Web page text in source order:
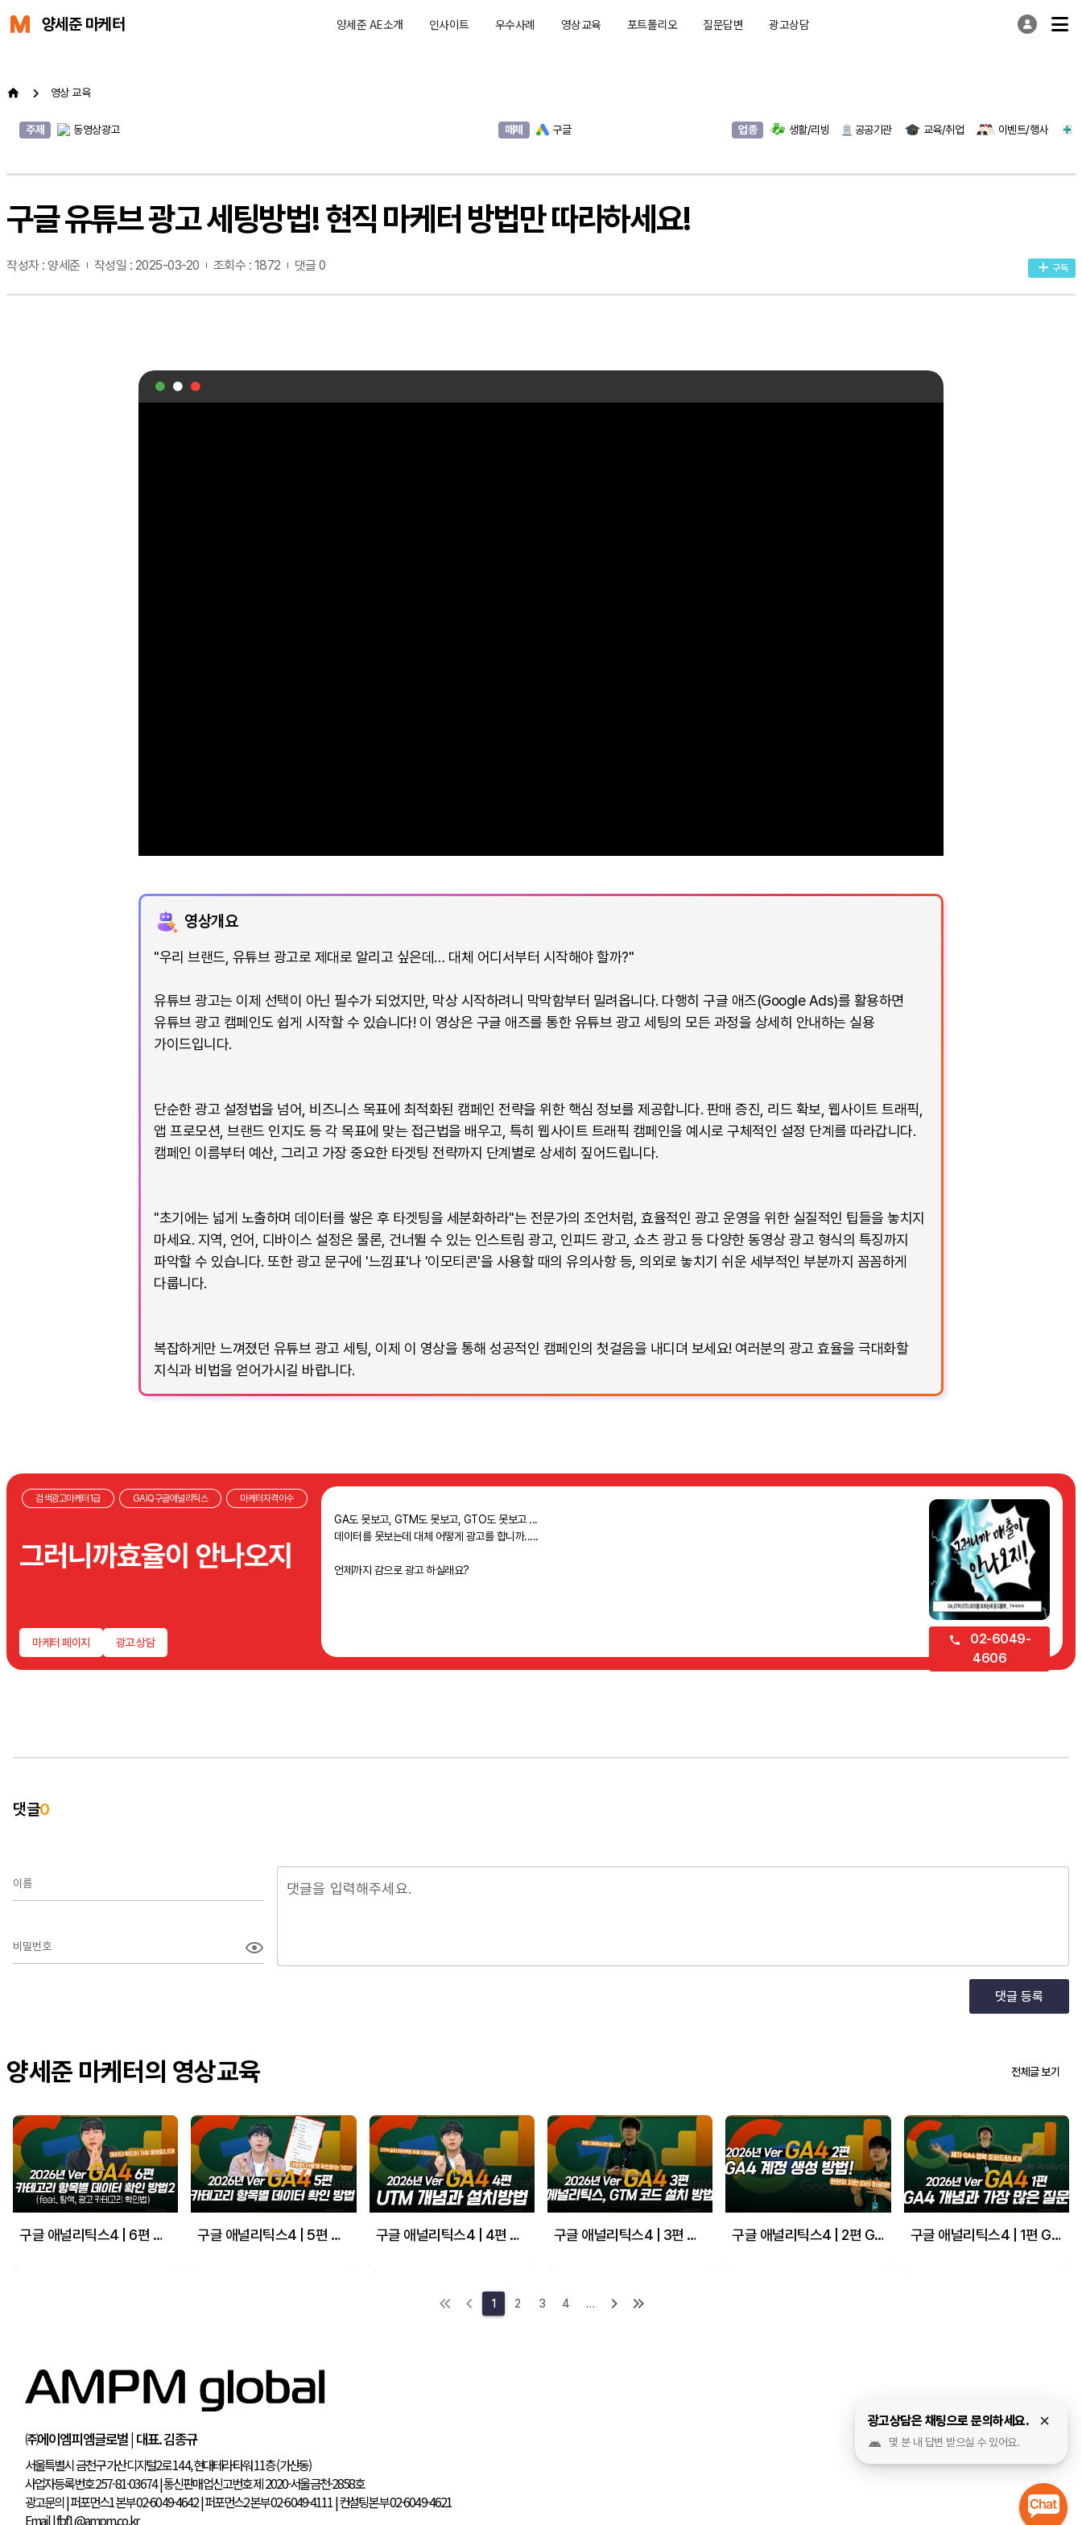
양세준 마케터 양세준 AE소개 인사이트 우수사례 영상교육 포트폴리오 질문답변 광고상담
영상 교육
주제 동영상광고 매체 구글 업종 생활/리빙 공공기관 교육/취업 이벤트/행사
구글 유튜브 광고 세팅방법! 현직 마케터 방법만 따라하세요!
작성자 : 양세준 작성일 : 2025-03-20 조회수 : 1872 댓글 0 구독
영상개요
"우리 브랜드, 유튜브 광고로 제대로 알리고 싶은데… 대체 어디서부터 시작해야 할까?"
유튜브 광고는 이제 선택이 아닌 필수가 되었지만, 막상 시작하려니 막막함부터 밀려옵니다. 다행히 구글 애즈(Google Ads)를 활용하면
유튜브 광고 캠페인도 쉽게 시작할 수 있습니다! 이 영상은 구글 애즈를 통한 유튜브 광고 세팅의 모든 과정을 상세히 안내하는 실용
가이드입니다.
단순한 광고 설정법을 넘어, 비즈니스 목표에 최적화된 캠페인 전략을 위한 핵심 정보를 제공합니다. 판매 증진, 리드 확보, 웹사이트 트래픽,
앱 프로모션, 브랜드 인지도 등 각 목표에 맞는 접근법을 배우고, 특히 웹사이트 트래픽 캠페인을 예시로 구체적인 설정 단계를 따라갑니다.
캠페인 이름부터 예산, 그리고 가장 중요한 타겟팅 전략까지 단계별로 상세히 짚어드립니다.
"초기에는 넓게 노출하며 데이터를 쌓은 후 타겟팅을 세분화하라"는 전문가의 조언처럼, 효율적인 광고 운영을 위한 실질적인 팁들을 놓치지
마세요. 지역, 언어, 디바이스 설정은 물론, 건너뛸 수 있는 인스트림 광고, 인피드 광고, 쇼츠 광고 등 다양한 동영상 광고 형식의 특징까지
파악할 수 있습니다. 또한 광고 문구에 '느낌표'나 '이모티콘'을 사용할 때의 유의사항 등, 의외로 놓치기 쉬운 세부적인 부분까지 꼼꼼하게
다룹니다.
복잡하게만 느껴졌던 유튜브 광고 세팅, 이제 이 영상을 통해 성공적인 캠페인의 첫걸음을 내디뎌 보세요! 여러분의 광고 효율을 극대화할
지식과 비법을 얻어가시길 바랍니다.
검색광고마케터1급 GAIQ구글애널리틱스 마케터자격이수
그러니까효율이 안나오지
마케터 페이지 광고 상담
GA도 못보고, GTM도 못보고, GTO도 못보고 ...
데이터를 못보는데 대체 어떻게 광고를 합니까.....
언제까지 감으로 광고 하실래요?
02-6049-
4606
댓글0
이름
비밀번호
댓글 등록
양세준 마케터의 영상교육 전체글 보기
구글 애널리틱스4 | 6편 GA4 카테고리 항목별 데이터 확인 방법2 구글 애널리틱스4 | 5편 GA4 데이터 확인을 위한 항목별 데이터 보는 방법 구글 애널리틱스4 | 4편 GA4 사용자를 위한 UTM 개념과 설치방법 1 구글 애널리틱스4 | 3편 GA4 에널리틱스, GTM 코드 설치 방법! 구글 애널리틱스4 | 2편 GA4 계정 세팅 방법! 이걸로 끝내자! 구글 애널리틱스4 | 1편 GA4 개념과 광고 구조 마케터 팀장이 직접 알려드림! (ga4 가장 많이 하는 질문까지!)
1 2 3 4 …
광고상담은 채팅으로 문의하세요.
몇 분 내 답변 받으실 수 있어요.